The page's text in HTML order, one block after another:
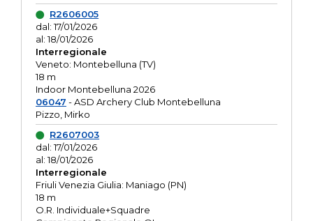
R2606005
dal: 17/01/2026
al: 18/01/2026
Interregionale
Veneto: Montebelluna (TV)
18 m
Indoor Montebelluna 2026
06047 - ASD Archery Club Montebelluna
Pizzo, Mirko
R2607003
dal: 17/01/2026
al: 18/01/2026
Interregionale
Friuli Venezia Giulia: Maniago (PN)
18 m
O.R. Individuale+Squadre